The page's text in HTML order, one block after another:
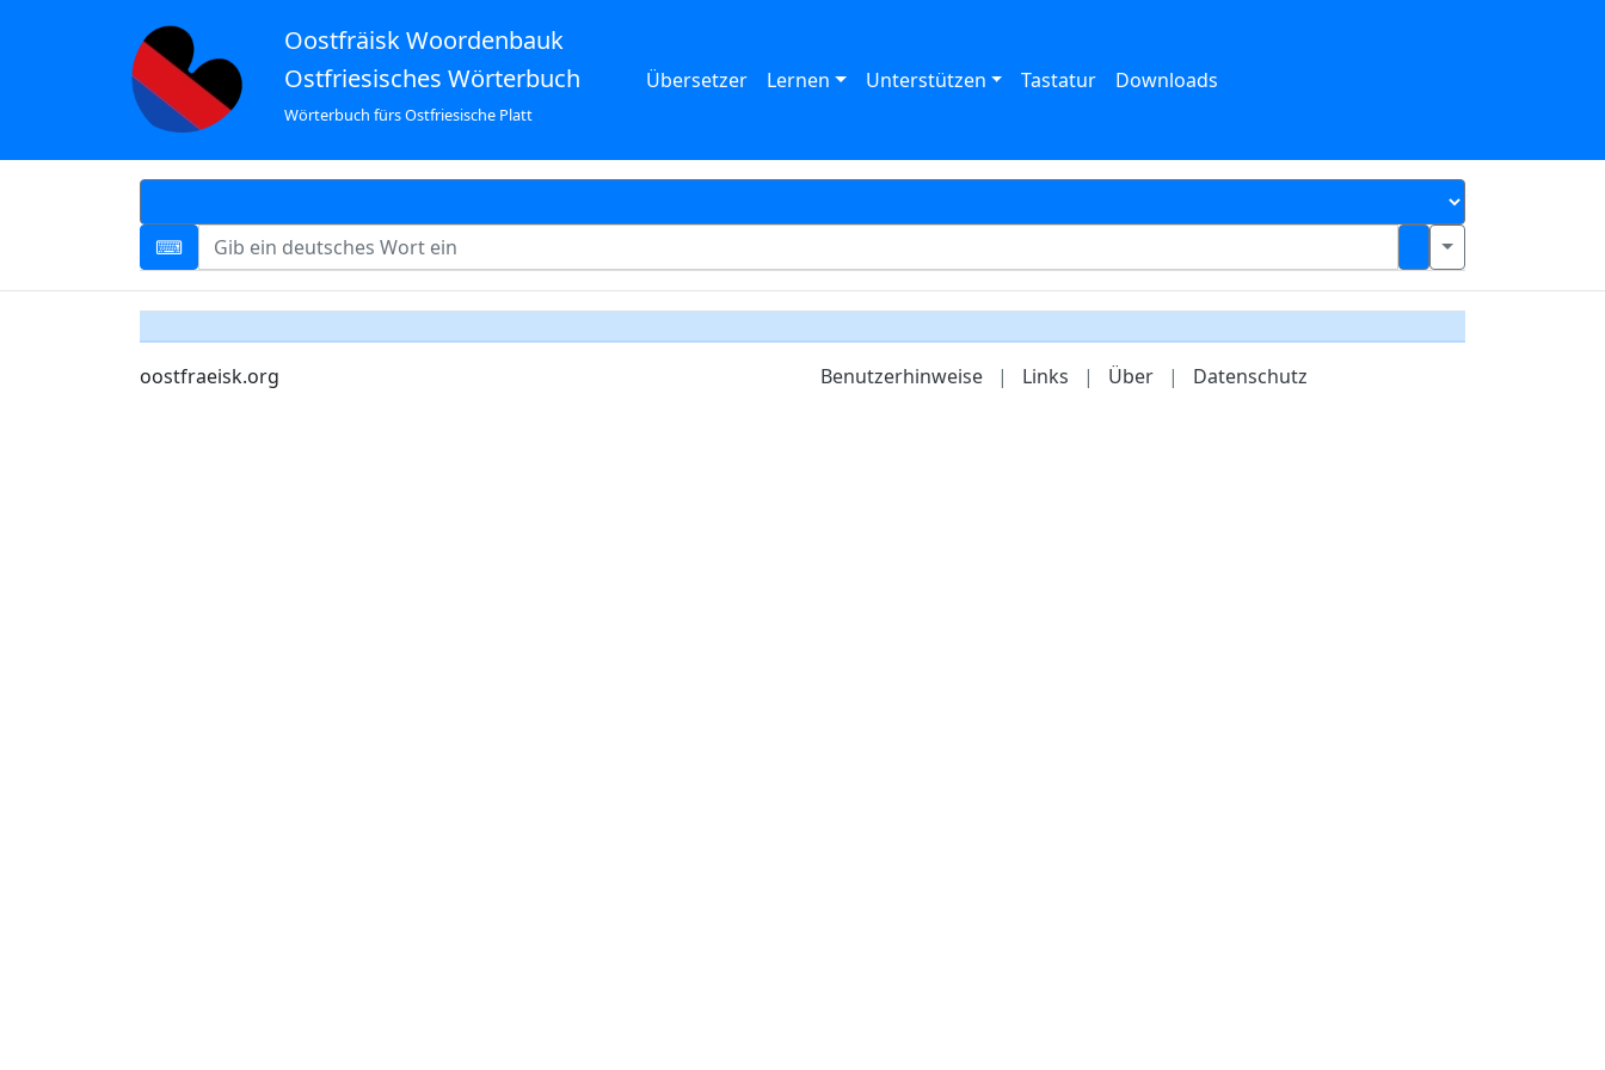
Oostfräisk Woordenbauk
Ostfriesisches Wörterbuch
Wörterbuch fürs Ostfriesische Platt
Übersetzer Lernen Unterstützen Tastatur Downloads
oostfraeisk.org Benutzerhinweise | Links | Über | Datenschutz